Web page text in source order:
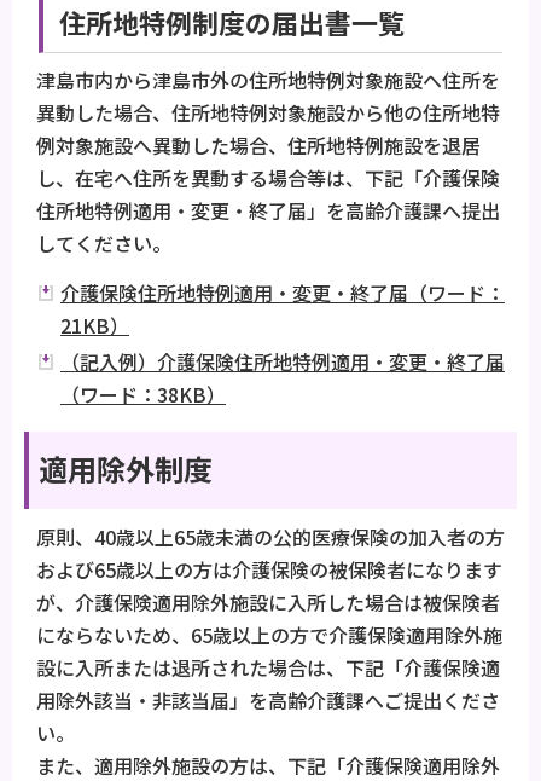
住所地特例制度の届出書一覧
津島市内から津島市外の住所地特例対象施設へ住所を
異動した場合、住所地特例対象施設から他の住所地特
例対象施設へ異動した場合、住所地特例施設を退居
し、在宅へ住所を異動する場合等は、下記「介護保険
住所地特例適用・変更・終了届」を高齢介護課へ提出
してください。
介護保険住所地特例適用・変更・終了届（ワード：
21KB）
（記入例）介護保険住所地特例適用・変更・終了届
（ワード：38KB）
適用除外制度
原則、40歳以上65歳未満の公的医療保険の加入者の方
および65歳以上の方は介護保険の被保険者になります
が、介護保険適用除外施設に入所した場合は被保険者
にならないため、65歳以上の方で介護保険適用除外施
設に入所または退所された場合は、下記「介護保険適
用除外該当・非該当届」を高齢介護課へご提出くださ
い。
また、適用除外施設の方は、下記「介護保険適用除外